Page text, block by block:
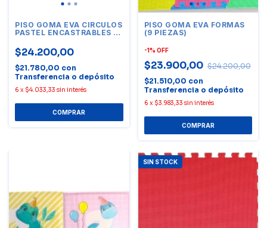
PISO GOMA EVA CIRCULOS
PASTEL ENCASTRABLES (9
$24.200,00
$21.780,00 con
Transferencia o depósito
6 x $4.033,33 sin interés
PISO GOMA EVA FORMAS
(9 PIEZAS)
-1% OFF
$23.900,00 $24.200,00
$21.510,00 con
Transferencia o depósito
6 x $3.983,33 sin interés
SIN STOCK